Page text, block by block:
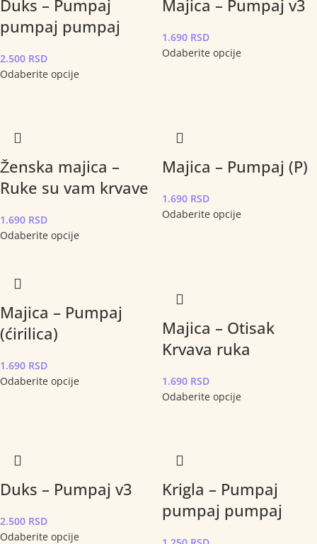
Duks – Pumpaj
pumpaj pumpaj
2.500 RSD
Odaberite opcije
Majica – Pumpaj v3
1.690 RSD
Odaberite opcije
Ženska majica –
Ruke su vam krvave
1.690 RSD
Odaberite opcije
Majica – Pumpaj (P)
1.690 RSD
Odaberite opcije
Majica – Pumpaj
(ćirilica)
1.690 RSD
Odaberite opcije
Majica – Otisak
Krvava ruka
1.690 RSD
Odaberite opcije
Duks – Pumpaj v3
2.500 RSD
Odaberite opcije
Krigla – Pumpaj
pumpaj pumpaj